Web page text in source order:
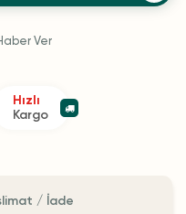
Ver
Hızlı
Kargo
/ İade